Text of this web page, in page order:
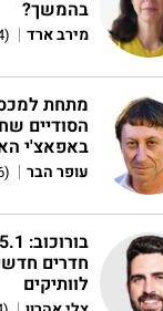
בהמשך?
מירב ארד |
(4)
מתחת
הסודיים
באפאצ'י
עופר הבר |
(6)
לוותיקים